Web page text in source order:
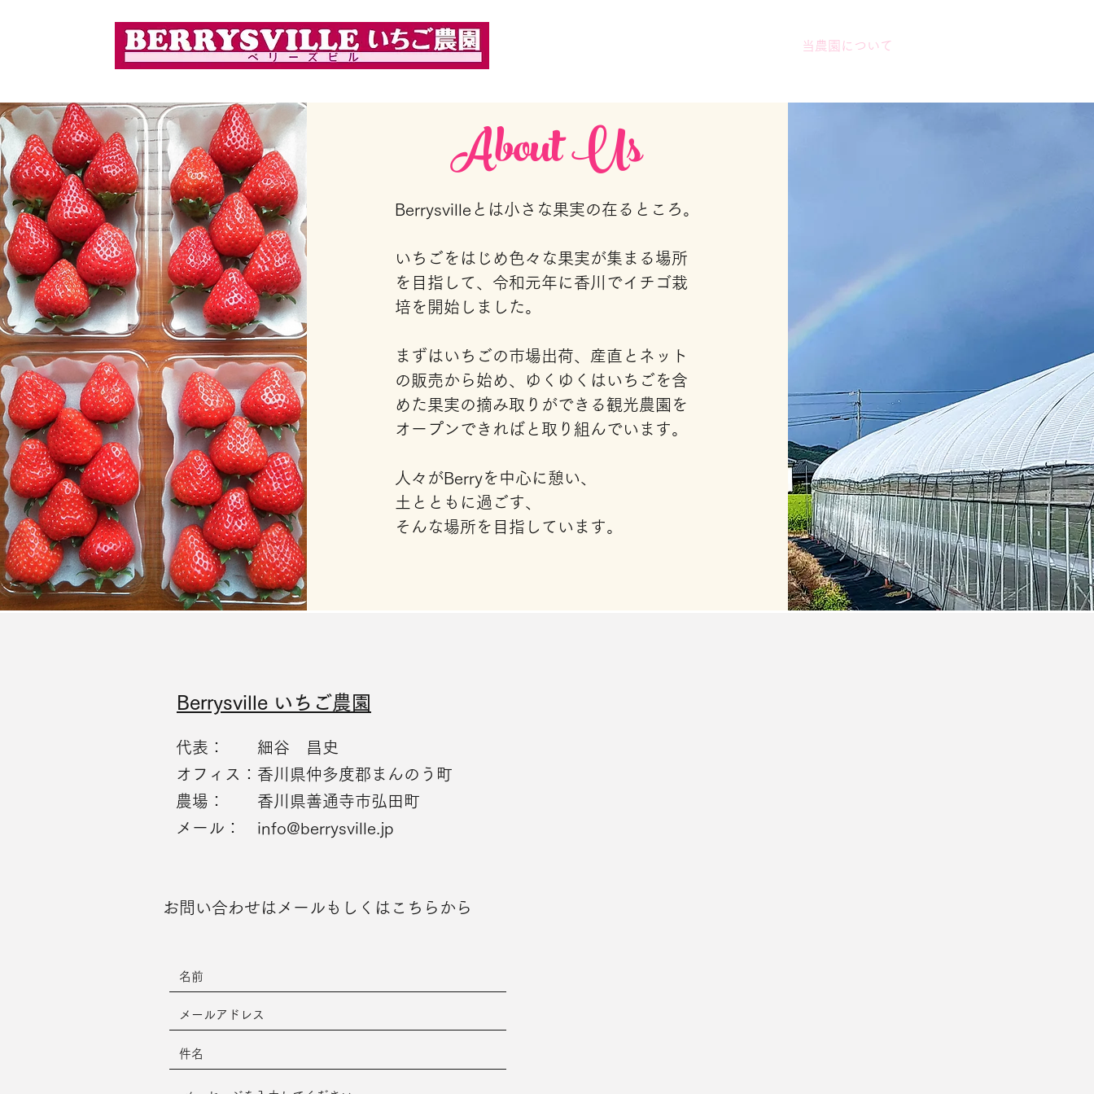
当農園について
About Us
Berrysvilleとは小さな果実の在るところ。
いちごをはじめ色々な果実が集まる場所
を目指して、令和元年に香川でイチゴ栽
培を開始しました。
まずはいちごの市場出荷、産直とネット
の販売から始め、ゆくゆくはいちごを含
めた果実の摘み取りができる観光農園を
オープンできればと取り組んでいます。
人々がBerryを中心に憩い、
土とともに過ごす、​
そんな場所を目指しています。
Berrysville いちご農園
代表： 細谷 昌史
オフィス：香川県仲多度郡まんのう町
農場： 香川県善通寺市弘田町
​ ​メール： info@berrysville.jp
​お問い合わせはメールもしくはこちらから